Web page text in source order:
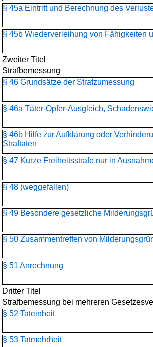
§ 45a Eintritt und Berechnung des
§ 45b Wiederverleihung von Fähigkeiten
Zweiter Titel
Strafbemessung
§ 46 Grundsätze der Strafzumessung
§ 46a Täter-Opfer-Ausgleich,
§ 46b Hilfe zur Aufklärung oder
Straftaten
§ 47 Kurze Freiheitsstrafe nur in
§ 48 (weggefallen)
§ 49 Besondere gesetzliche
§ 50 Zusammentreffen von
§ 51 Anrechnung
Dritter Titel
Strafbemessung bei mehreren
§ 52 Tateinheit
§ 53 Tatmehrheit